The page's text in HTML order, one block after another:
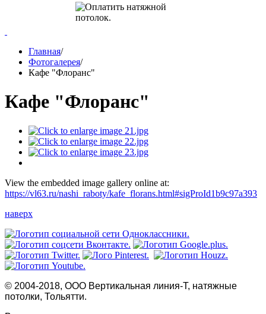
Главная/
Фотогалерея/
Кафе "Флоранс"
Кафе "Флоранс"
View the embedded image gallery online at:
https://vl63.ru/nashi_raboty/kafe_florans.html#sigProId1b9c97a393
наверх
© 2004-2018, ООО Вертикальная линия-Т, натяжные
потолки, Тольятти.